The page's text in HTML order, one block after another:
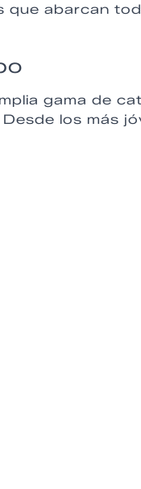
abarcan
gama de
los más